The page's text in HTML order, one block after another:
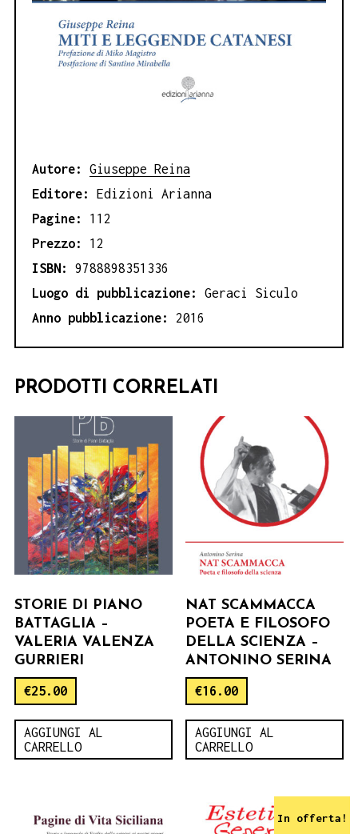
Autore: Giuseppe Reina
Editore: Edizioni Arianna
Pagine: 112
Prezzo: 12
ISBN: 9788898351336
Luogo di pubblicazione: Geraci Siculo
Anno pubblicazione: 2016
PRODOTTI CORRELATI
STORIE DI PIANO
BATTAGLIA –
VALERIA VALENZA
GURRIERI
€25.00
AGGIUNGI AL
CARRELLO
NAT SCAMMACCA
POETA E FILOSOFO
DELLA SCIENZA –
ANTONINO SERINA
€16.00
AGGIUNGI AL
CARRELLO
In offerta!